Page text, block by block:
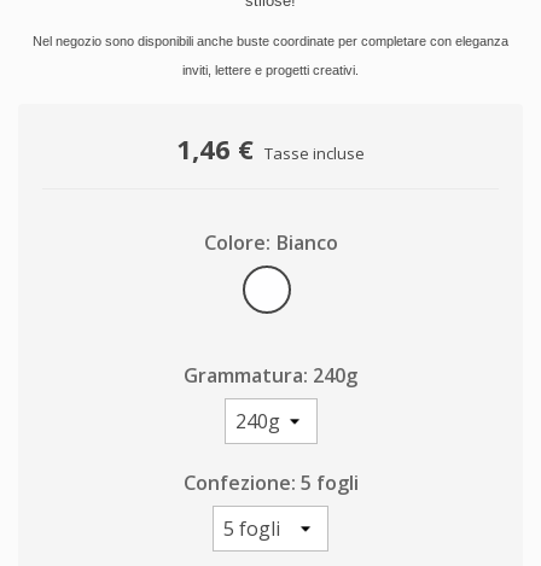
Nel negozio sono disponibili anche buste coordinate per completare con eleganza
inviti, lettere e progetti creativi.
1,46 € Tasse incluse
Colore: Bianco
Bianco
Grammatura: 240g
Confezione: 5 fogli